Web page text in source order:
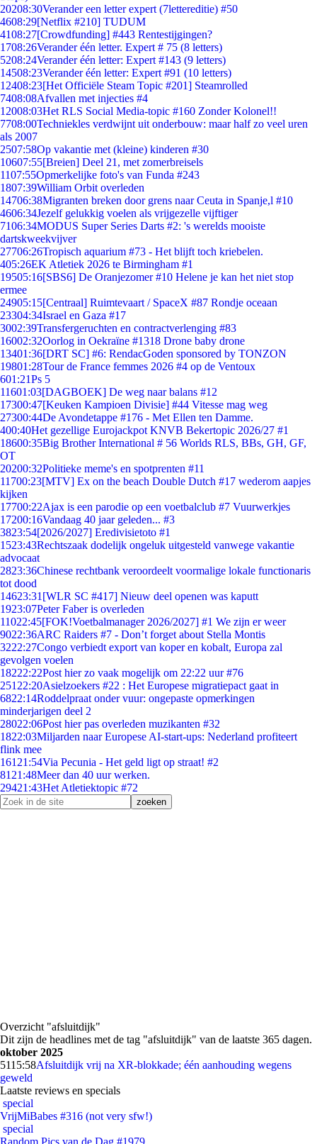
20208:30Verander een letter expert (7lettereditie) #50
4608:29[Netflix #210] TUDUM
4108:27[Crowdfunding] #443 Rentestijgingen?
1708:26Verander één letter. Expert # 75 (8 letters)
5208:24Verander één letter: Expert #143 (9 letters)
14508:23Verander één letter: Expert #91 (10 letters)
12408:23[Het Officiële Steam Topic #201] Steamrolled
7408:08Afvallen met injecties #4
12008:03Het RLS Social Media-topic #160 Zonder Kolonel!!
7708:00Techniekles verdwijnt uit onderbouw: maar half zo veel uren
als 2007
2507:58Op vakantie met (kleine) kinderen #30
10607:55[Breien] Deel 21, met zomerbreisels
1107:55Opmerkelijke foto's van Funda #243
1807:39William Orbit overleden
14706:38Migranten breken door grens naar Ceuta in Spanje,l #10
4606:34Jezelf gelukkig voelen als vrijgezelle vijftiger
7106:34MODUS Super Series Darts #2: 's werelds mooiste
dartskweekvijver
27706:26Tropisch aquarium #73 - Het blijft toch kriebelen.
405:26EK Atletiek 2026 te Birmingham #1
19505:16[SBS6] De Oranjezomer #10 Helene je kan het niet stop
ermee
24905:15[Centraal] Ruimtevaart / SpaceX #87 Rondje oceaan
23304:34Israel en Gaza #17
3002:39Transfergeruchten en contractverlenging #83
16002:32Oorlog in Oekraïne #1318 Drone baby drone
13401:36[DRT SC] #6: RendacGoden sponsored by TONZON
19801:28Tour de France femmes 2026 #4 op de Ventoux
601:21Ps 5
11601:03[DAGBOEK] De weg naar balans #12
17300:47[Keuken Kampioen Divisie] #44 Vitesse mag weg
27300:44De Avondetappe #176 - Met Ellen ten Damme.
400:40Het gezellige Eurojackpot KNVB Bekertopic 2026/27 #1
18600:35Big Brother International # 56 Worlds RLS, BBs, GH, GF,
OT
20200:32Politieke meme's en spotprenten #11
11700:23[MTV] Ex on the beach Double Dutch #17 wederom aapjes
kijken
17700:22Ajax is een parodie op een voetbalclub #7 Vuurwerkjes
17200:16Vandaag 40 jaar geleden... #3
3823:54[2026/2027] Eredivisietoto #1
1523:43Rechtszaak dodelijk ongeluk uitgesteld vanwege vakantie
advocaat
2823:36Chinese rechtbank veroordeelt voormalige lokale functionaris
tot dood
14623:31 [WLR SC #417] Nieuw deel openen was kaputt
1923:07Peter Faber is overleden
11022:45[FOK!Voetbalmanager 2026/2027] #1 We zijn er weer
9022:36ARC Raiders #7 - Don’t forget about Stella Montis
3222:27Congo verbiedt export van koper en kobalt, Europa zal
gevolgen voelen
18222:22Post hier zo vaak mogelijk om 22:22 uur #76
251 22:20Asielzoekers #22 : Het Europese migratiepact gaat in
6822:14Roddelpraat onder vuur: ongepaste opmerkingen
minderjarigen deel 2
28022:06Post hier pas overleden muzikanten #32
1822:03Miljarden naar Europese AI-start-ups: Nederland profiteert
flink mee
161 21:54Via Pecunia - Het geld ligt op straat! #2
81 21:48Meer dan 40 uur werken.
29421:43Het Atletiektopic #72
Overzicht "afsluitdijk"
Dit zijn de headlines met de tag "afsluitdijk" van de laatste 365 dagen.
oktober 2025
5115:58Afsluitdijk vrij na XR-blokkade; één aanhouding wegens
geweld
Laatste reviews en specials
special
VrijMiBabes #316 (not very sfw!)
special
Random Pics van de Dag #1979